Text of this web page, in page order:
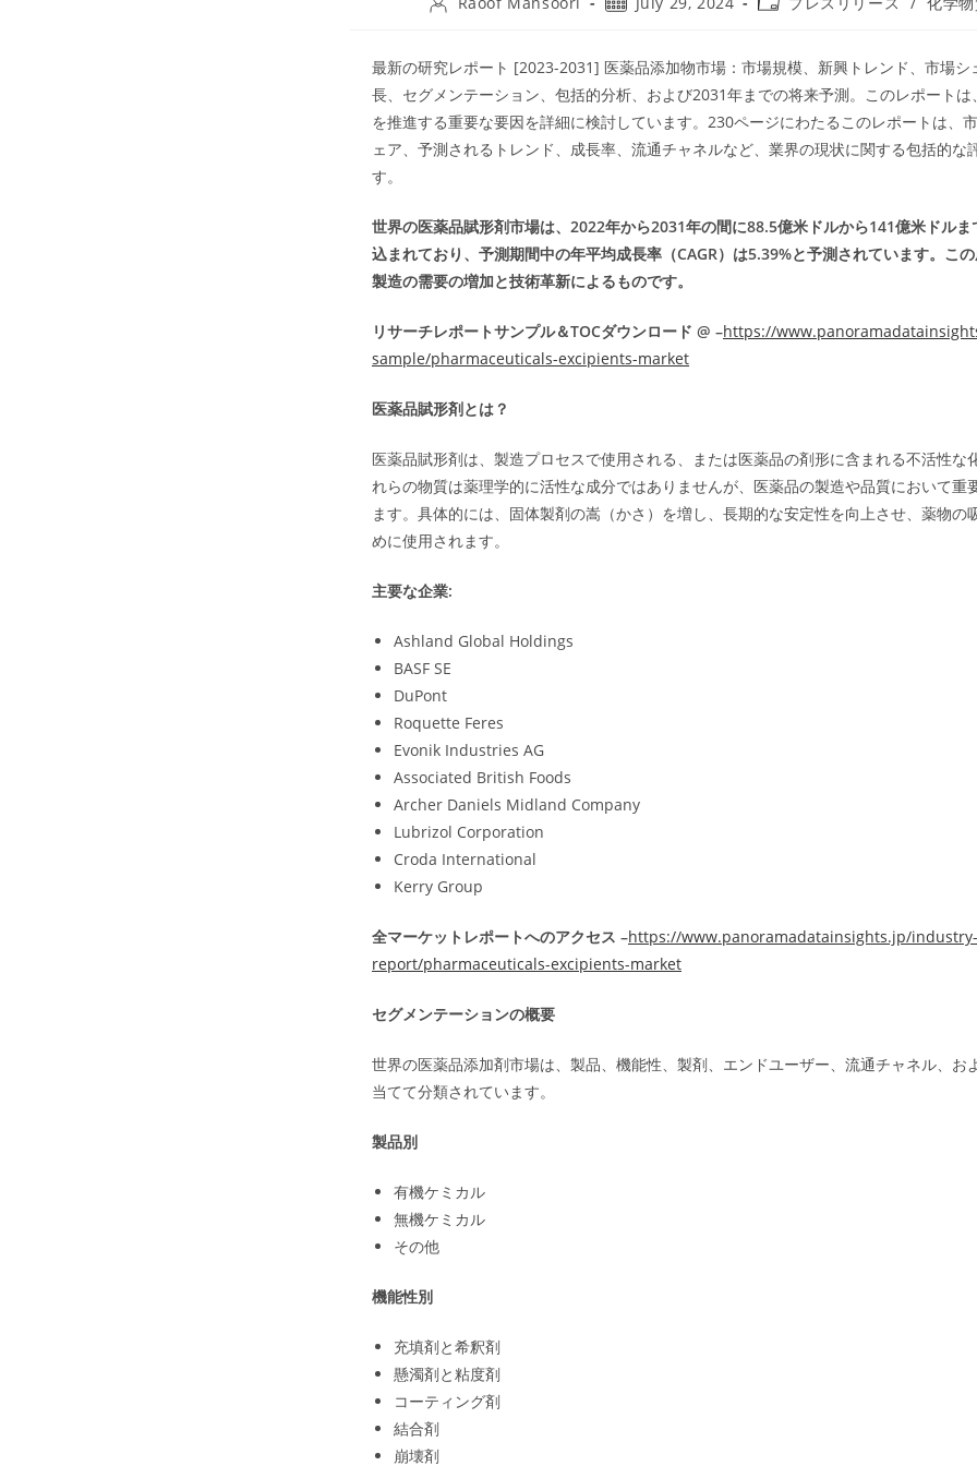
最新の研究レポート [2023-2031] 医薬品添加物市場：市場規模、新興トレンド、市場シ
長、セグメンテーション、包括的分析、および2031年までの将来予測。このレポートは
を推進する重要な要因を詳細に検討しています。230ページにわたるこのレポートは、
ェア、予測されるトレンド、成長率、流通チャネルなど、業界の現状に関する包括的な
す。
世界の医薬品賦形剤市場は、2022年から2031年の間に88.5億米ドルから141億米ドル
込まれており、予測期間中の年平均成長率（CAGR）は5.39%と予測されています。こ
製造の需要の増加と技術革新によるものです。
リサーチレポートサンプル＆TOCダウンロード @ –https://
sample/pharmaceuticals-excipients-market
医薬品賦形剤とは？
医薬品賦形剤は、製造プロセスで使用される、または医薬品の剤形に含まれる不活性な
れらの物質は薬理学的に活性な成分ではありませんが、医薬品の製造や品質において重
ます。具体的には、固体製剤の嵩（かさ）を増し、長期的な安定性を向上させ、薬物の
めに使用されます。
主要な企業:
Ashland Global Holdings
BASF SE
DuPont
Roquette Feres
Evonik Industries AG
Associated British Foods
Archer Daniels Midland Company
Lubrizol Corporation
Croda International
Kerry Group
全マーケットレポートへのアクセス –https://www.panoramadatainsights.jp/industry-
report/pharmaceuticals-excipients-market
セグメンテーションの概要
世界の医薬品添加剤市場は、製品、機能性、製剤、エンドユーザー、流通チャネル、お
当てて分類されています。
製品別
有機ケミカル
無機ケミカル
その他
機能性別
充填剤と希釈剤
懸濁剤と粘度剤
コーティング剤
結合剤
崩壊剤